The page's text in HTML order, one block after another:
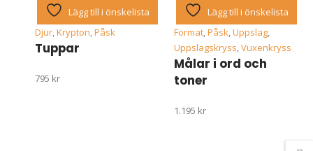
Lägg till i önskelista
Djur,Krypton,Påsk
Tuppar
795 kr
Lägg till i önskelista
Format,Påsk,Uppslag,
Uppslagskryss,Vuxenkryss
Målar i ord och
toner
1.195 kr